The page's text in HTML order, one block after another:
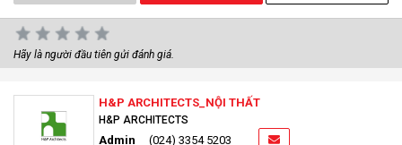
Hãy là người đầu tiên gửi đánh giá.
H&P ARCHITECTS_NỘI THẤT
H&P ARCHITECTS
Admin (024) 3354 5203